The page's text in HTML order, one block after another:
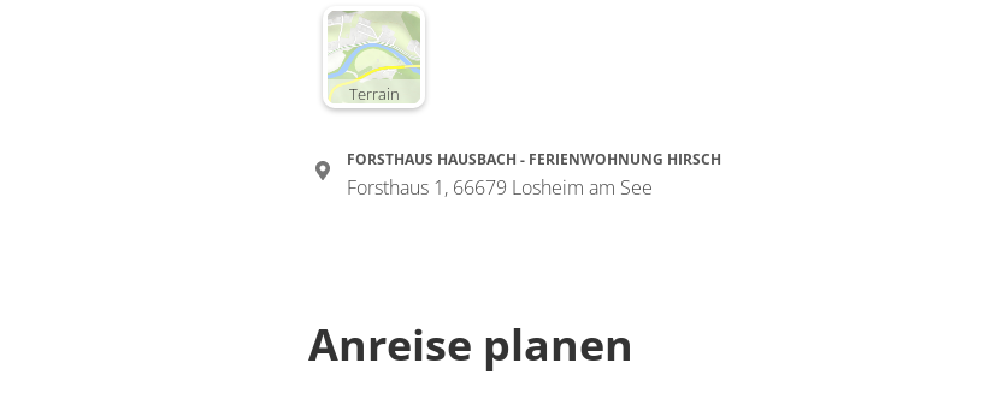
Terrain
FORSTHAUS HAUSBACH - FERIENWOHNUNG HIRSCH
Forsthaus 1, 66679 Losheim am See
Anreise planen